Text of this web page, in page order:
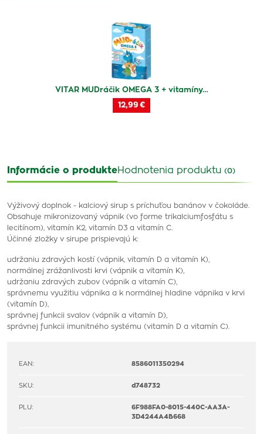
VITAR MUDráčik OMEGA 3 + vitamíny…
12,99 €
Informácie o produkteHodnotenia produktu (0)
Výživový doplnok - kalciový sirup s príchuťou banánov v čokoláde.
Obsahuje mikronizovaný vápnik (vo forme trikalciumfosfátu s
lecitínom), vitamín K2, vitamín D3 a vitamín C.
Účinné zložky v sirupe prispievajú k:
udržaniu zdravých kostí (vápnik, vitamín D a vitamín K),
normálnej zrážanlivosti krvi (vápnik a vitamín K),
udržaniu zdravých zubov (vápnik a vitamín C),
správnemu využitiu vápnika a k normálnej hladine vápnika v krvi
(vitamín D),
správnej funkcii svalov (vápnik a vitamín D),
správnej funkcii imunitného systému (vitamín D a vitamín C).
EAN: 8586011350294
SKU: d748732
PLU:
6F988FA0-8015-440C-AA3A-
3D4244A4B668